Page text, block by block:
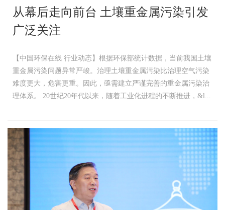
从幕后走向前台 土壤重金属污染引发
广泛关注
【中国环保在线 行业动态】根据环保部统计数据，当前我国土壤
重金属污染问题异常严峻。治理土壤重金属污染比治理空气污染
难度更大，危害更重。因此，亟需建立严谨完善的重金属污染治
理体系。 20世纪20年代以来，随着工业化进程的不断推进，&l...